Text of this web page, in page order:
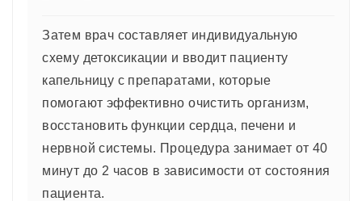
Затем врач составляет индивидуальную
схему детоксикации и вводит пациенту
капельницу с препаратами, которые
помогают эффективно очистить организм,
восстановить функции сердца, печени и
нервной системы. Процедура занимает от 40
минут до 2 часов в зависимости от состояния
пациента.